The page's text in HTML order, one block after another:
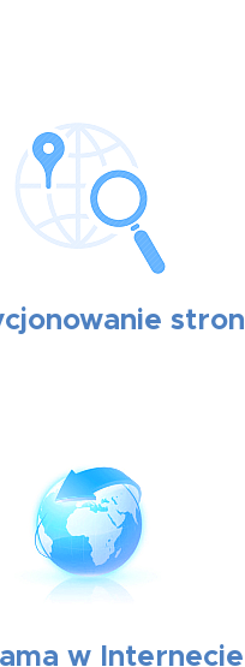
stron
w Internecie